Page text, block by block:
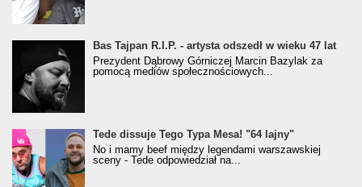
Bas Tajpan R.I.P. - artysta odszedł w wieku 47 lat
Prezydent Dąbrowy Górniczej Marcin Bazylak za
pomocą mediów społecznościowych...
Tede dissuje Tego Typa Mesa! "64 lajny"
No i mamy beef między legendami warszawskiej
sceny - Tede odpowiedział na...